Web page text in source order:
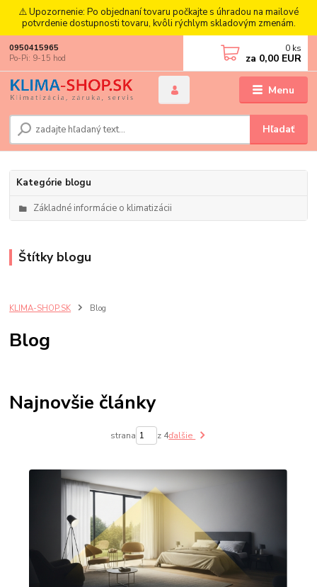
⚠️ Upozornenie: Po objednaní tovaru počkajte s úhradou na mailové
potvrdenie dostupnosti tovaru, kvôli rýchlym skladovým zmenám.
Menu
Hľadať
0950415965
Po-Pi: 9-15 hod
0 ks
za 0,00 EUR
Kategórie blogu
Základné informácie o klimatizácii
Štítky blogu
KLIMA-SHOP.SK Blog
Blog
Najnovšie články
strana z 4ďalšie